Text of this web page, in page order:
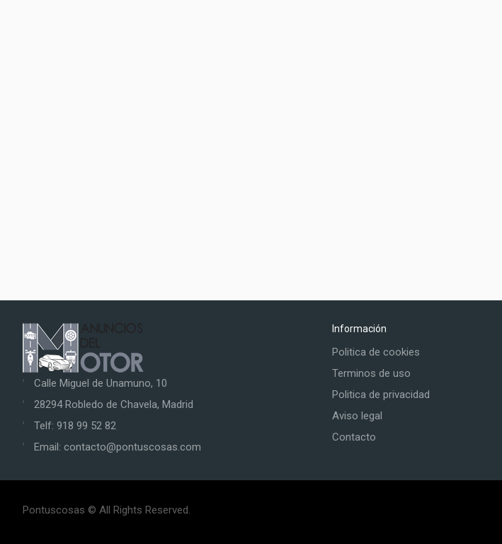
Calle Miguel de Unamuno, 10
28294 Robledo de Chavela, Madrid
Telf: 918 99 52 82
Email: contacto@pontuscosas.com
Información
Politica de cookies
Terminos de uso
Politica de privacidad
Aviso legal
Contacto
Pontuscosas © All Rights Reserved.